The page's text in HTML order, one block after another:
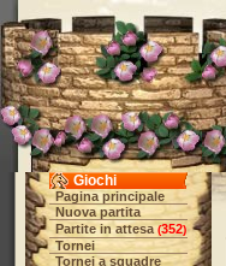
Giochi
Pagina principale
Nuova partita
Partite in attesa (352)
Tornei
Tornei a squadre